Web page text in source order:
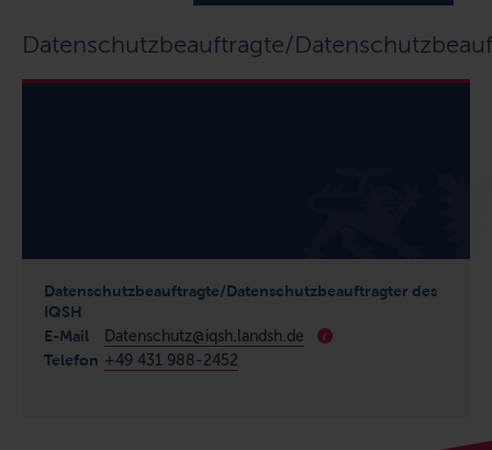
Datenschutzbeauftragte/
Datenschutzbeauftragte/Datenschutzbeauftragter des
IQSH
E-Mail
Datenschutz@iqsh.landsh.de
i
Telefon +49 431 988-2452